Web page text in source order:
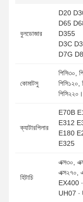
ট্রাকের চাকা বোল্ট
Bolts এবং বাদাম
ট্র্যাক জুতোর বোল্ট
বুলডোজার
D20
D65
D355
D3C
D7G
কোমাটসু
পিসি৩০,
পিসি১২০,
ক্যাটারপিলার
E70B
E312
E180
E325
হিটাচি
এক্স৩০,
এক্স২৭০,
EX400
UH07 ∙